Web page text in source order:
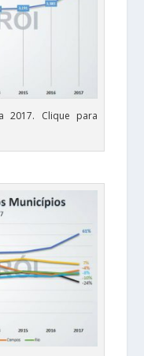
2017. Clique para